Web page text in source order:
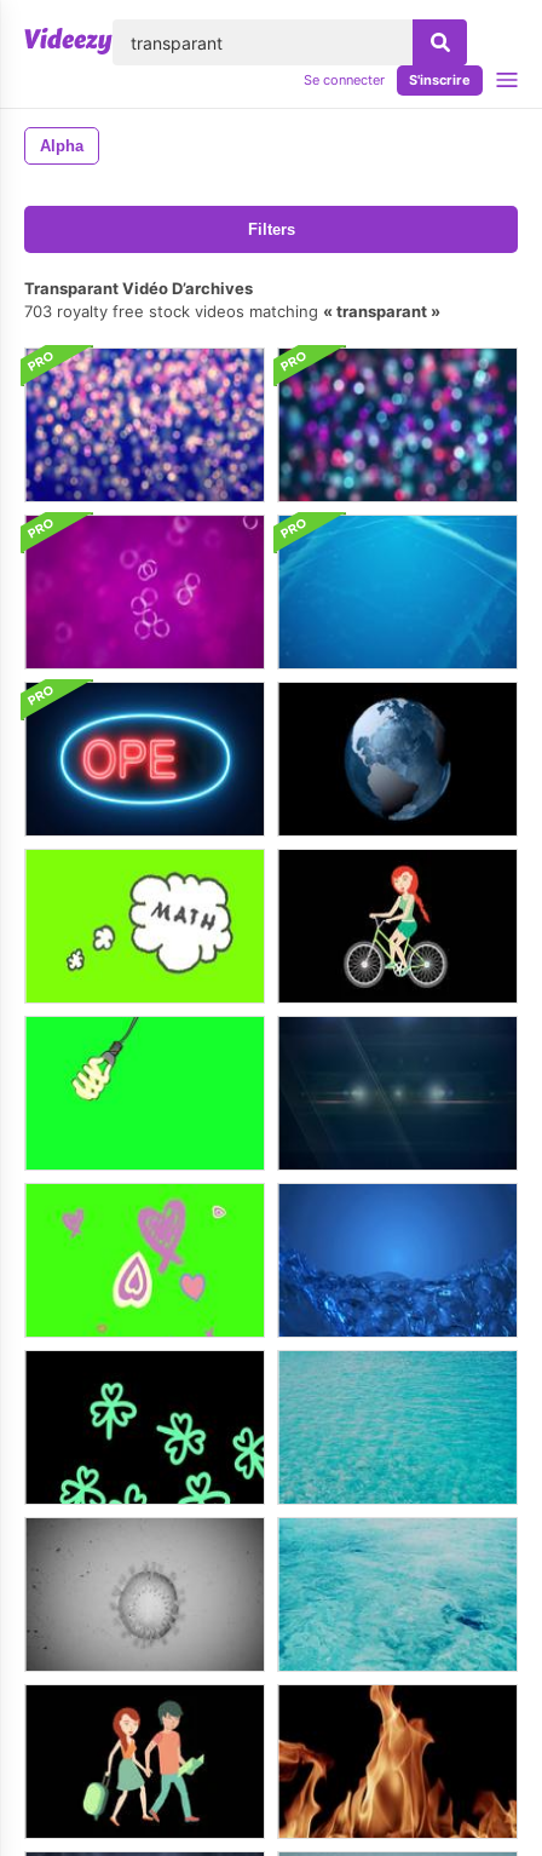
Se connecter S'inscrire
Alpha
Filters
Transparant Vidéo D’archives
703 royalty free stock videos matching
transparant